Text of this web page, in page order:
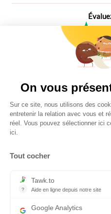
Plus de
On vous
Sur ce site, nous utilisons des
entretenir la relation avec vous et
réel. Vous pouvez sélectionner ici
ici.
Tout cocher
?
Tawk.to
Aide en ligne depuis notre site
Google Analytics